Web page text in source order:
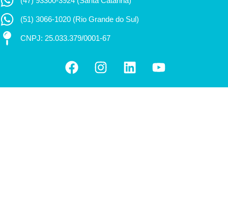
(51) 3066-1020 (Rio Grande do Sul)
CNPJ: 25.033.379/0001-67